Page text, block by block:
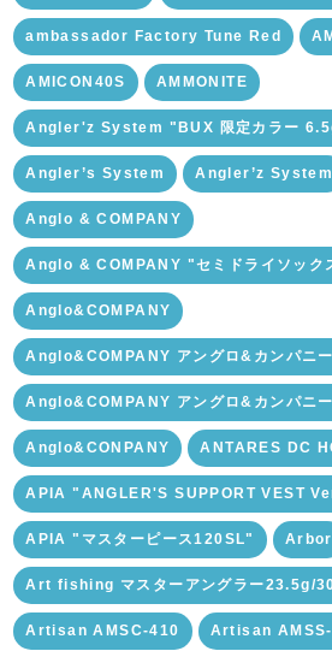
ambassador Factory Tune Red
AMICON40S AMMONITE
Angler'z System "BUX 限定カラー
Angler’s System Angler’z System
Anglo & COMPANY
Anglo & COMPANY "セミドライソック
Anglo&COMPANY
Anglo&COMPANY アングロ&カンパニ
Anglo&COMPANY アングロ&カンパニ
Anglo&CONPANY ANTARES DC
APIA "ANGLER'S SUPPORT VEST
APIA "マスターピース120SL" Arbor
Art fishing マスターアングラー23.5g/
Artisan AMSC-410 Artisan